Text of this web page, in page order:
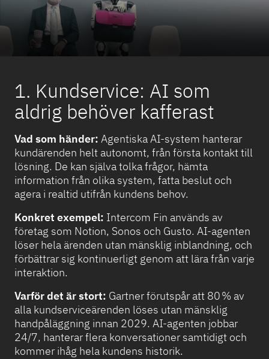
1. Kundservice: AI som
aldrig behöver kafferast
Vad som händer: Agentiska AI-system hanterar
kundärenden helt autonomt, från första kontakt till
lösning. De kan själva tolka frågor, hämta
information från olika system, fatta beslut och
agera i realtid utifrån kundens behov.
Konkret exempel: Intercom Fin används av
företag som Notion, Sonos och Gusto. AI-agenten
löser hela ärenden utan mänsklig inblandning, och
förbättrar sig kontinuerligt genom att lära från varje
interaktion.
Varför det är stort: Gartner förutspår att 80 % av
alla kundserviceärenden löses utan mänsklig
handpåläggning innan 2029. AI-agenten jobbar
24/7, hanterar flera konversationer samtidigt och
kommer ihåg hela kundens historik.